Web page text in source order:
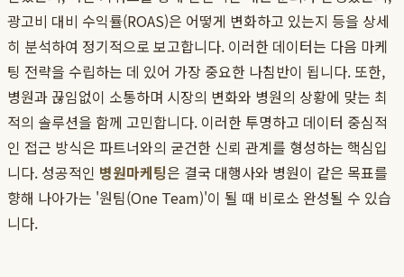
광고비 대비 수익률(ROAS)은 어떻게 변화하고 있는지 등을 상세
히 분석하여 정기적으로 보고합니다. 이러한 데이터는 다음 마케
팅 전략을 수립하는 데 있어 가장 중요한 나침반이 됩니다. 또한,
병원과 끊임없이 소통하며 시장의 변화와 병원의 상황에 맞는 최
적의 솔루션을 함께 고민합니다. 이러한 투명하고 데이터 중심적
인 접근 방식은 파트너와의 굳건한 신뢰 관계를 형성하는 핵심입
니다. 성공적인 병원마케팅은 결국 대행사와 병원이 같은 목표를
향해 나아가는 '원팀(One Team)'이 될 때 비로소 완성될 수 있습
니다.